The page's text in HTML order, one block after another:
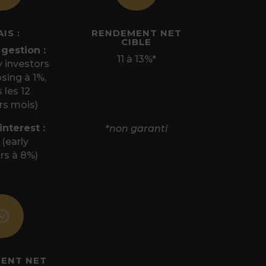
:
:
investors
à 1%,
les 12
mois)
:
(early
à 8%)
RENDEMENT NET
CIBLE
11 à 13%*
*non garanti
NET